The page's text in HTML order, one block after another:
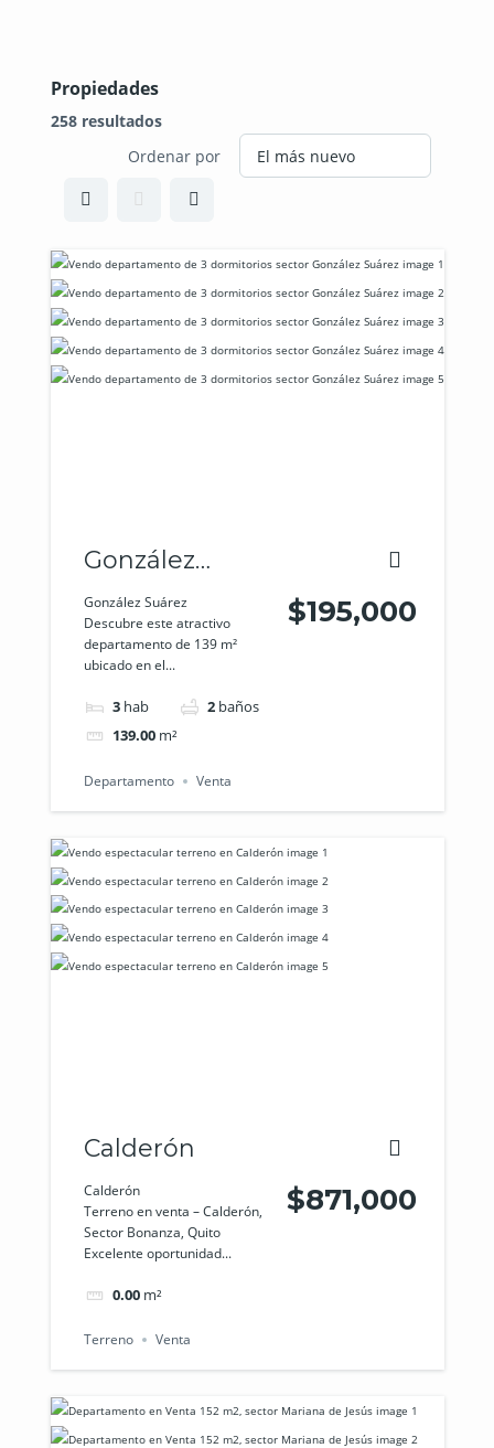
Propiedades
258 resultados
Ordenar por
González
Suárez
González Suárez
Descubre este atractivo
departamento de 139 m²
ubicado en el...
3 hab 2 baños
139.00 m²
$195,000
Departamento Venta
Calderón
Calderón
Terreno en venta – Calderón,
Sector Bonanza, Quito
Excelente oportunidad...
0.00 m²
$871,000
Terreno Venta